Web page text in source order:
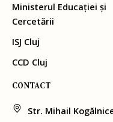
Ministerul Educației și
Cercetării
ISJ Cluj
CCD Cluj
CONTACT
Str. Mihail